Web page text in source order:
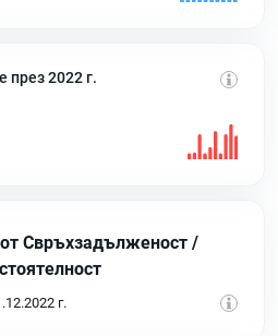
през 2022 г.
Свръхзадълженост /
г.